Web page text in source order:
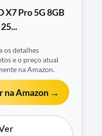
X7 Pro 5G 8GB
os detalhes
e o preço atual
na Amazon.
na Amazon →